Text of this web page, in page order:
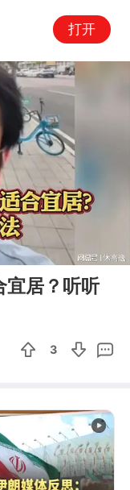
打开
02:59
宜居？听听
3